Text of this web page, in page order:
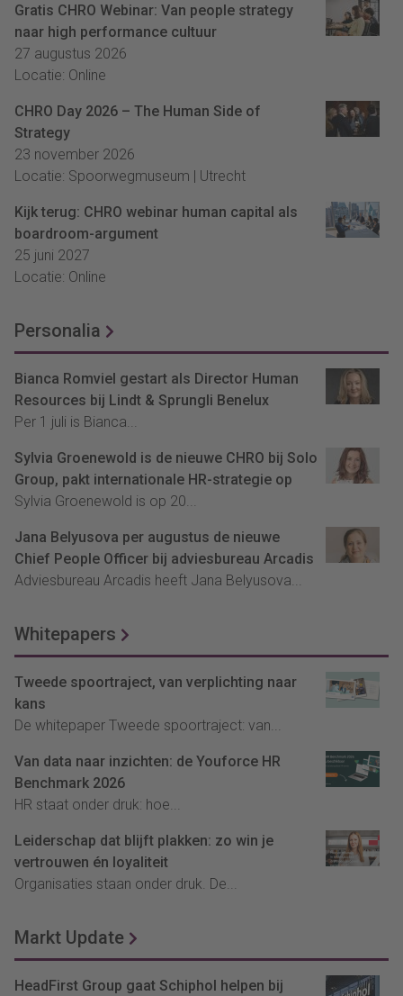
Gratis CHRO Webinar: Van people strategy
naar high performance cultuur
27 augustus 2026
Locatie: Online
CHRO Day 2026 – The Human Side of
Strategy
23 november 2026
Locatie: Spoorwegmuseum | Utrecht
Kijk terug: CHRO webinar human capital als
boardroom-argument
25 juni 2027
Locatie: Online
Personalia
Bianca Romviel gestart als Director Human
Resources bij Lindt & Sprungli Benelux
Per 1 juli is Bianca...
Sylvia Groenewold is de nieuwe CHRO bij Solo
Group, pakt internationale HR-strategie op
Sylvia Groenewold is op 20...
Jana Belyusova per augustus de nieuwe
Chief People Officer bij adviesbureau Arcadis
Adviesbureau Arcadis heeft Jana Belyusova...
Whitepapers
Tweede spoortraject, van verplichting naar
kans
De whitepaper Tweede spoortraject: van...
Van data naar inzichten: de Youforce HR
Benchmark 2026
HR staat onder druk: hoe...
Leiderschap dat blijft plakken: zo win je
vertrouwen én loyaliteit
Organisaties staan onder druk. De...
Markt Update
HeadFirst Group gaat Schiphol helpen bij